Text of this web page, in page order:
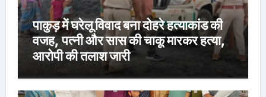
पाकुड़ में घरेलू विवाद बना दोहरे हत्याकांड की
वजह, पत्नी और सास की चाकू मारकर हत्या,
आरोपी की तलाश जारी